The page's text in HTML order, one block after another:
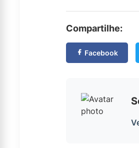
Compartilhe:
Facebook